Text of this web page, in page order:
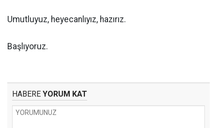
Umutluyuz, heyecanlıyız, hazırız.
Başlıyoruz.
HABERE YORUM KAT